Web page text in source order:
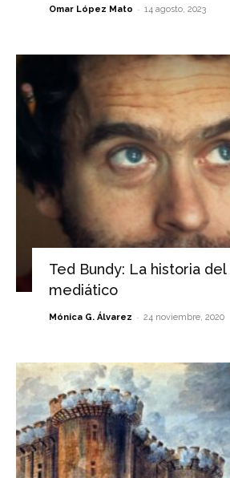
Omar López Mato - 14 agosto, 2023
Ted Bundy: La historia del
mediático
Mónica G. Álvarez - 24 noviembre, 2020